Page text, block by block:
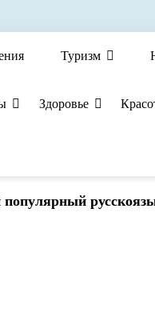
Туризм
Здоровье